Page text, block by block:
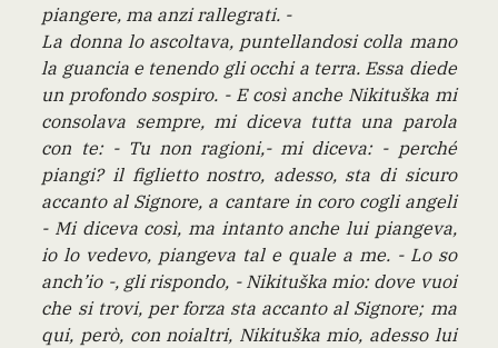
piangere, ma anzi rallegrati. -
La donna lo ascoltava, puntellandosi colla mano
la guancia e tenendo gli occhi a terra. Essa diede
un profondo sospiro. - E così anche Nikituška mi
consolava sempre, mi diceva tutta una parola
con te: - Tu non ragioni,- mi diceva: - perché
piangi? il figlietto nostro, adesso, sta di sicuro
accanto al Signore, a cantare in coro cogli angeli
- Mi diceva così, ma intanto anche lui piangeva,
io lo vedevo, piangeva tal e quale a me. - Lo so
anch’io -, gli rispondo, - Nikituška mio: dove vuoi
che si trovi, per forza sta accanto al Signore; ma
qui, però, con noialtri, Nikituška mio, adesso lui